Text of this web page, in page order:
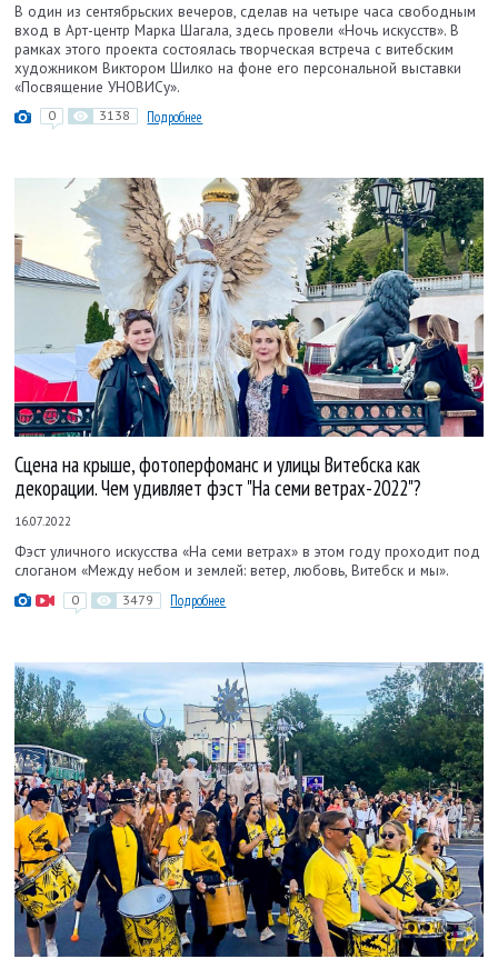
В один из сентябрьских вечеров, сделав на четыре часа свободным
вход в Арт-центр Марка Шагала, здесь провели «Ночь искусств». В
рамках этого проекта состоялась творческая встреча с витебским
художником Виктором Шилко на фоне его персональной выставки
«Посвящение УНОВИСу».
0 3138 Подробнее
Сцена на крыше, фотоперфоманс и улицы Витебска как
декорации. Чем удивляет фэст "На семи ветрах-2022"?
16.07.2022
Фэст уличного искусства «На семи ветрах» в этом году проходит под
слоганом «Между небом и землей: ветер, любовь, Витебск и мы».
0 3479 Подробнее